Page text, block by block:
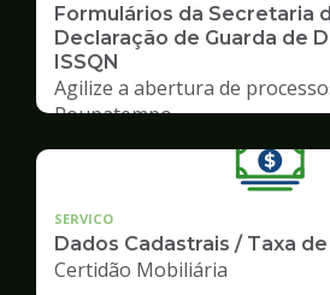
Formulários da Secretaria
Declaração de Guarda de
ISSQN
Agilize a abertura de
Poupatempo
SERVICO
Dados Cadastrais / Taxa
Certidão Mobiliária